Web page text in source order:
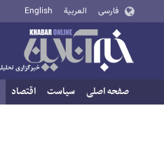
فارسی العربية English
صفحه اصلی سیاست اقتصاد